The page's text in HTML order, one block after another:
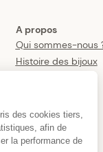
A propos
Qui sommes-nous
Histoire des bijoux